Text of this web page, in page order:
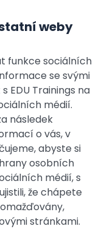
weby
funkce sociálních
se svými
EDU Trainings na
médií.
následek
o vás, v
abyste si
osobních
médií, s
že chápete
stránkami.